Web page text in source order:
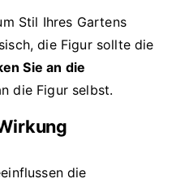
Stil Ihres Gartens
die Figur sollte die
Sie an die
die Figur selbst.
die